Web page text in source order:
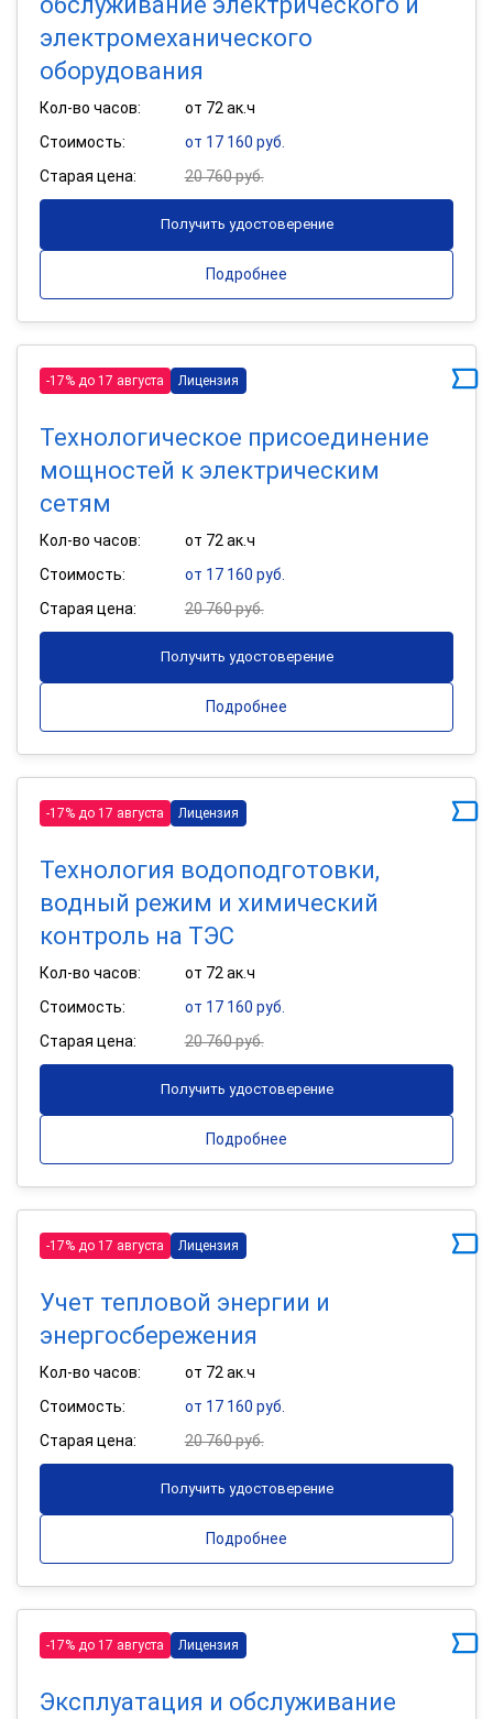
электромеханического
оборудования
Кол-во часов:
от 72 ак.ч
Стоимость:
от 17 160 руб.
Старая цена:
20 760 руб.
Получить удостоверение
Подробнее
-17% до 17 августа Лицензия
Технологическое присоединение
мощностей к электрическим
сетям
Кол-во часов:
от 72 ак.ч
Стоимость:
от 17 160 руб.
Старая цена:
20 760 руб.
Получить удостоверение
Подробнее
-17% до 17 августа Лицензия
Технология водоподготовки,
водный режим и химический
контроль на ТЭС
Кол-во часов:
от 72 ак.ч
Стоимость:
от 17 160 руб.
Старая цена:
20 760 руб.
Получить удостоверение
Подробнее
-17% до 17 августа Лицензия
Учет тепловой энергии и
энергосбережения
Кол-во часов:
от 72 ак.ч
Стоимость:
от 17 160 руб.
Старая цена:
20 760 руб.
Получить удостоверение
Подробнее
-17% до 17 августа Лицензия
Эксплуатация и обслуживание